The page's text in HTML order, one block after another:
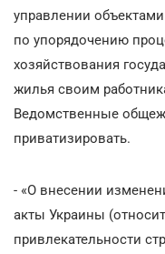
управлении
по упорядочению
хозяйствования
жилья своим
Ведомственные
приватизировать.
- «О внесении
акты Украины
привлекательности